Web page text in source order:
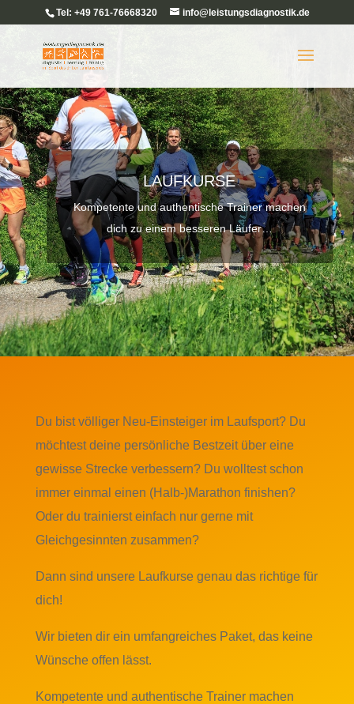
Tel: +49 761-76668320 info@leistungsdiagnostik.de
LAUFKURSE
Kompetente und authentische Trainer machen
dich zu einem besseren Läufer…
Du bist völliger Neu-Einsteiger im Laufsport? Du
möchtest deine persönliche Bestzeit über eine
gewisse Strecke verbessern? Du wolltest schon
immer einmal einen (Halb-)Marathon finishen?
Oder du trainierst einfach nur gerne mit
Gleichgesinnten zusammen?
Dann sind unsere Laufkurse genau das richtige für
dich!
Wir bieten dir ein umfangreiches Paket, das keine
Wünsche offen lässt.
Kompetente und authentische Trainer machen